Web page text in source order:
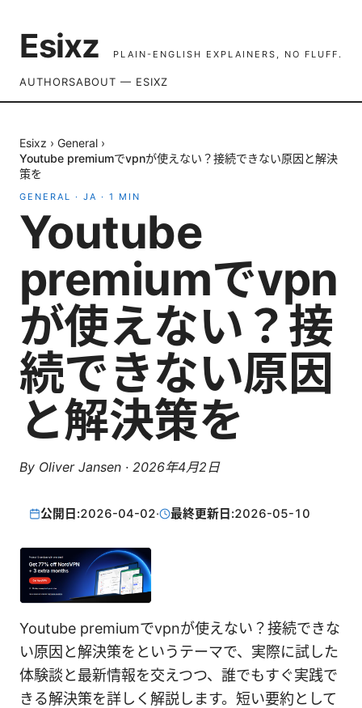
Esixz PLAIN-ENGLISH EXPLAINERS, NO FLUFF.
AUTHORSABOUT — ESIXZ
Esixz › General ›
Youtube premiumでvpnが使えない？接続できない原因と解決
策を
GENERAL · JA · 1 MIN
Youtube
premiumでvpn
が使えない？接
続できない原因
と解決策を
By Oliver Jansen · 2026年4月2日
公開日:2026-04-02· 最終更新日:2026-05-10
Youtube premiumでvpnが使えない？接続できな
い原因と解決策をというテーマで、実際に試した
体験談と最新情報を交えつつ、誰でもすぐ実践で
きる解決策を詳しく解説します。短い要約として